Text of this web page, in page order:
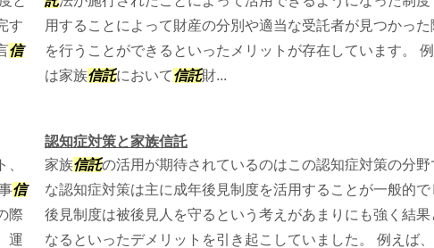
す
信
用することによって財産の分別や適当な受託者が見つかっ
を行うことができるといったメリットが存在しています。
は家族信託において信託財...
信
際
運
認知症対策と家族信託
家族信託の活用が期待されているのはこの認知症対策の分野
な認知症対策は主に成年後見制度を活用することが一般的
後見制度は被後見人を守るという考えがあまりにも強く結果
なるといったデメリットを引き起こしていました。 例えば